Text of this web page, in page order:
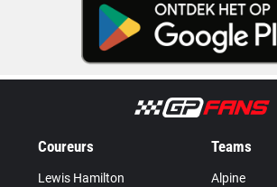
Coureurs
Lewis Hamilton
Teams
Alpine